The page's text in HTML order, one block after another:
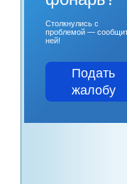
Столкнулись с
проблемой —
ней!
Подать
жалобу